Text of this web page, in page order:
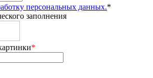
персональных данных.*
заполнения
*